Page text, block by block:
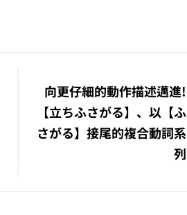
向更仔細的動作描述邁進!
【立ちふさがる】、以【ふ
さがる】接尾的複合動詞系
列